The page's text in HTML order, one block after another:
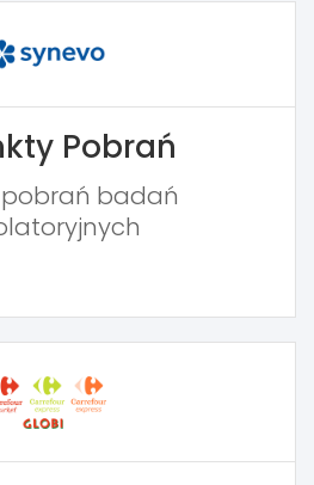
Pobrań
badań